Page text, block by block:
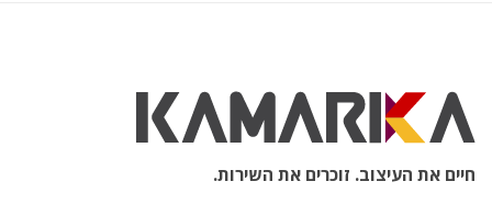
חיים את העיצוב. זוכרים את השירות.